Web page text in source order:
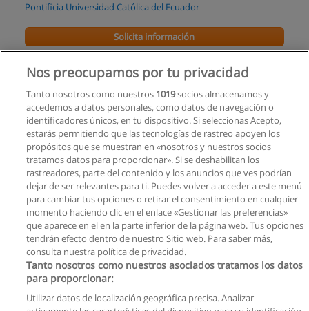
Pontificia Universidad Católica del Ecuador
Solicita información
Carrera de Diseño Gráfico y Comunicación
Social
Pontificia Universidad Católica del Ecuador
Solicita información
Curso Taller Básico de Fotografía Digital
Vsfoto .net
Solicita información
Nos preocupamos por tu privacidad
Tanto nosotros como nuestros 1019socios almacenamos y
accedemos a datos personales, como datos de navegación o
identificadores únicos, en tu dispositivo. Si seleccionas Acepto,
estarás permitiendo que las tecnologías de rastreo apoyen los
propósitos que se muestran en «nosotros y nuestros socios
tratamos datos para proporcionar». Si se deshabilitan los
rastreadores, parte del contenido y los anuncios que ves podrían
dejar de ser relevantes para ti. Puedes volver a acceder a este menú
para cambiar tus opciones o retirar el consentimiento en cualquier
momento haciendo clic en el enlace «Gestionar las preferencias»
que aparece en el en la parte inferior de la página web. Tus opciones
tendrán efecto dentro de nuestro Sitio web. Para saber más,
consulta nuestra política de privacidad.
Tanto nosotros como nuestros asociados tratamos los datos
para proporcionar:
Utilizar datos de localización geográfica precisa. Analizar